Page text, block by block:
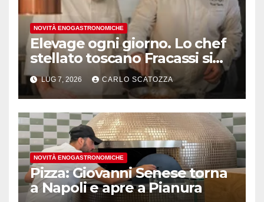
NOVITÀ ENOGASTRONOMICHE
Elevage ogni giorno. Lo chef
stellato toscano Fracassi si
trasferisce a Trentola
Ducenta
LUG 7, 2026 CARLO SCATOZZA
NOVITÀ ENOGASTRONOMICHE
Pizza: Giovanni Senese torna
a Napoli e apre a Pianura